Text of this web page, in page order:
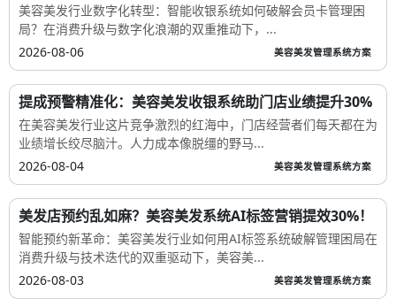
美容美发行业数字化转型：智能收银系统如何破解会员卡管理困
局？在消费升级与数字化浪潮的双重推动下，...
2026-08-06
美容美发管理系统方案
提成预警精准化：美容美发收银系统助门店业绩提升30%
在美容美发行业这片竞争激烈的红海中，门店经营者们每天都在为
业绩增长绞尽脑汁。人力成本像脱缰的野马...
2026-08-04
美容美发管理系统方案
美发店预约乱如麻？美容美发系统AI标签营销提效30%！
智能预约新革命：美容美发行业如何用AI标签系统破解管理困局在
消费升级与技术迭代的双重驱动下，美容美...
2026-08-03
美容美发管理系统方案